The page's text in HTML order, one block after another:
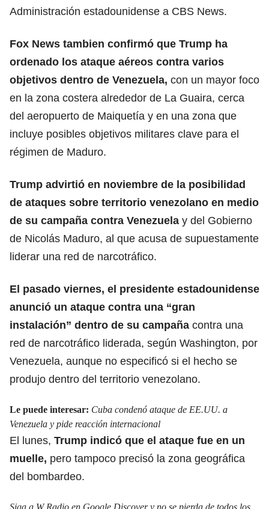
Administración estadounidense a CBS News.
Fox News tambien confirmó que Trump ha
ordenado los ataque aéreos contra varios
objetivos dentro de Venezuela, con un mayor foco
en la zona costera alrededor de La Guaira, cerca
del aeropuerto de Maiquetía y en una zona que
incluye posibles objetivos militares clave para el
régimen de Maduro.
Trump advirtió en noviembre de la posibilidad
de ataques sobre territorio venezolano en medio
de su campaña contra Venezuela y del Gobierno
de Nicolás Maduro, al que acusa de supuestamente
liderar una red de narcotráfico.
El pasado viernes, el presidente estadounidense
anunció un ataque contra una “gran
instalación” dentro de su campaña contra una
red de narcotráfico liderada, según Washington, por
Venezuela, aunque no especificó si el hecho se
produjo dentro del territorio venezolano.
Le puede interesar: Cuba condenó ataque de EE.UU. a
Venezuela y pide reacción internacional
El lunes, Trump indicó que el ataque fue en un
muelle, pero tampoco precisó la zona geográfica
del bombardeo.
Siga a W Radio en Google Discover y no se pierda de todos los